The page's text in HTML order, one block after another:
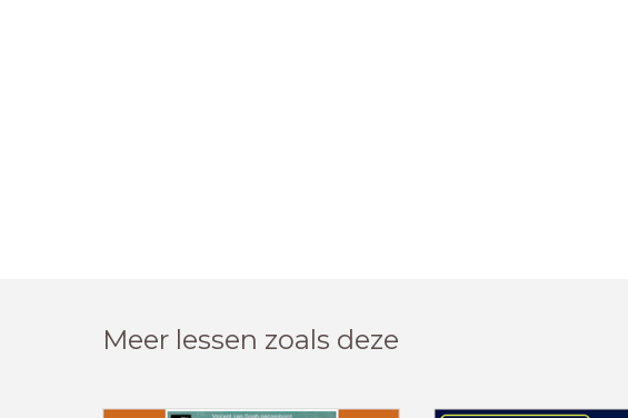
Meer lessen zoals deze